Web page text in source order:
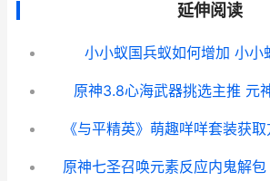
延伸阅读
小小蚁国兵蚁如何增加 小小
原神3.8心海武器挑选主推 元